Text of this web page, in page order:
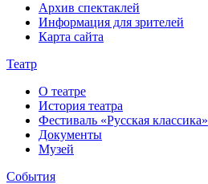
Архив спектаклей
Информация для зрителей
Карта сайта
Театр
О театре
История театра
Фестиваль «Русская классика»
Документы
Музей
События